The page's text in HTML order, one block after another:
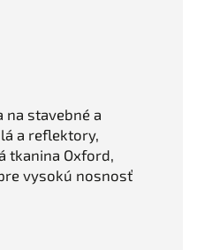
na stavebné a
a reflektory,
tkanina Oxford,
vysokú nosnosť